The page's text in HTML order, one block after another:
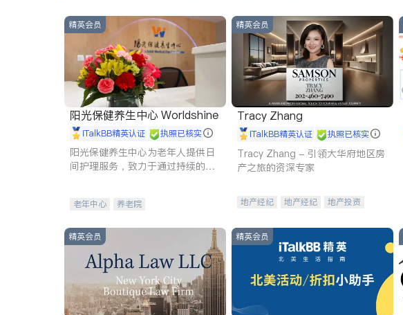
精英会员
阳光保健养生中心 Worldshine
iTalkBB精英认证 执照已核实
阳光保健养生中心为老年人提供日
间护理服务，致力于通过持续的护
老年中心 养老院
精英会员
Tracy Zhang
iTalkBB精英认证 执照已核实
Tracy Zhang - 引领大华府地区房
产之旅的资深专家
地产经纪 地产经纪
地产投资
精英会员 精英会员